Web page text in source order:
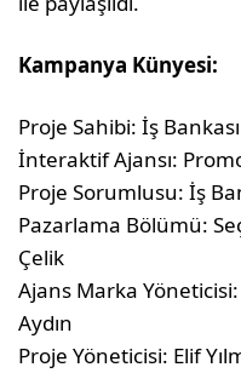
Kampanya Künyesi:
Proje Sahibi: İş
İnteraktif Ajansı:
Proje Sorumlusu: İş
Pazarlama Bölümü:
Çelik
Ajans Marka
Aydın
Proje Yöneticisi: Elif